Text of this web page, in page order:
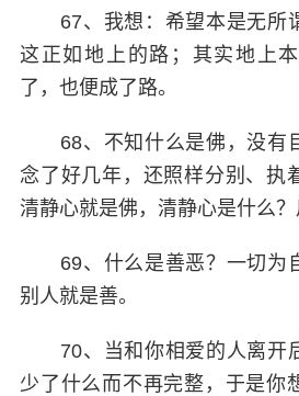
67、我想：希望本是无所谓
这正如地上的路；其实地上
了，也便成了路。
68、不知什么是佛，没有目
念了好几年，还照样分别、执
清静心就是佛，清静心是什么？
69、什么是善恶？一切为
别人就是善。
70、当和你相爱的人离开
少了什么而不再完整，于是你